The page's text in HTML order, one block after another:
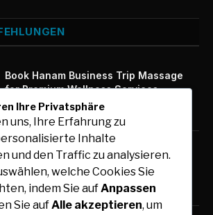
Book Hanam Business Trip Massage
for Premium Wellness Services
August 7, 2026
Kfz-Zulassung Express: Digitale
Zulassung mit maximalem Komfort
August 7, 2026
Ihre Privatsphäre
uns, Ihre Erfahrung zu
Inhalte
und den Traffic zu analysieren.
welche Cookies Sie
indem Sie aufAnpassen
Sie aufAlle akzeptieren, um